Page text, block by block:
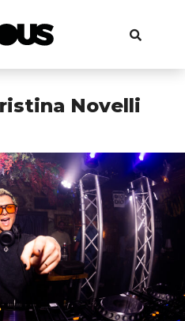
Novelli